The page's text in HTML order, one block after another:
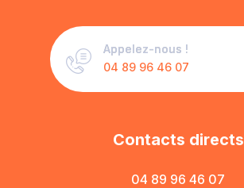
Appelez-nous !
04 89 96 46 07
Contacts directs
04 89 96 46 07